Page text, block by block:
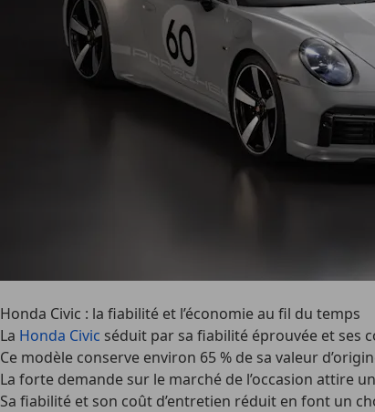
Honda Civic : la fiabilité et l’économie au fil du temps
La Honda Civic séduit par sa fiabilité éprouvée et ses
Ce modèle conserve environ 65 % de sa valeur
La forte demande sur le marché de l’occasion attire
Sa fiabilité et son coût d’entretien réduit en font un